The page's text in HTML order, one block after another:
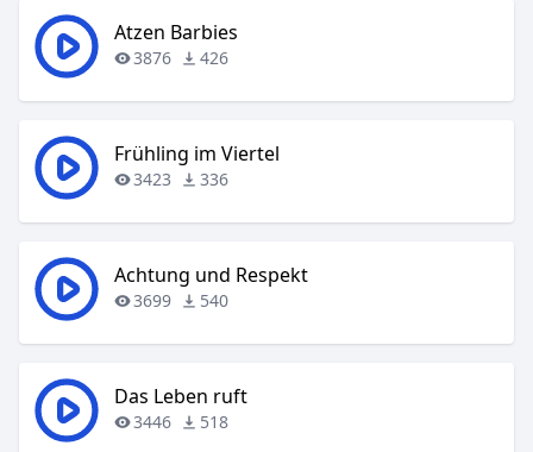
Atzen Barbies
3876 426
Frühling im Viertel
3423 336
Achtung und Respekt
3699 540
Das Leben ruft
3446 518